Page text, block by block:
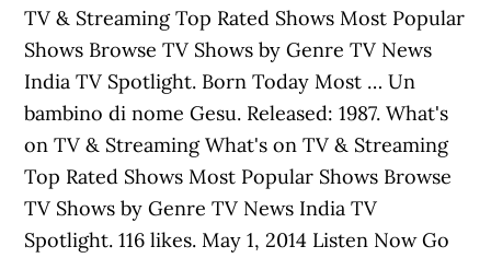
TV & Streaming Top Rated Shows Most Popular
Shows Browse TV Shows by Genre TV News
India TV Spotlight. Born Today Most … Un
bambino di nome Gesu. Released: 1987. What's
on TV & Streaming What's on TV & Streaming
Top Rated Shows Most Popular Shows Browse
TV Shows by Genre TV News India TV
Spotlight. 116 likes. May 1, 2014 Listen Now Go